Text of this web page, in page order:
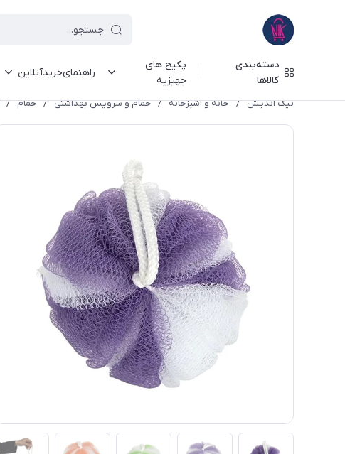
دسته‌بندی
کالاها
پکیج های
جهیزیه
راهنمای‌خرید‌آنلاین
نیک اندیش / خانه و آشپزخانه / حمام و سرویس بهداشتی / حمام /